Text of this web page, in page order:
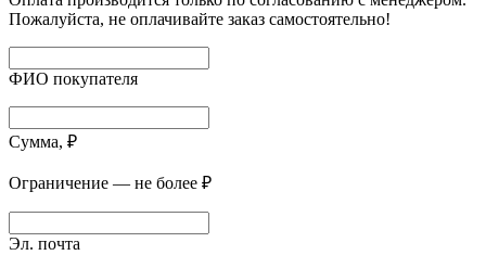
Пожалуйста, не оплачивайте заказ самостоятельно!
ФИО покупателя
Сумма, ₽
Ограничение — не более ₽
Эл. почта